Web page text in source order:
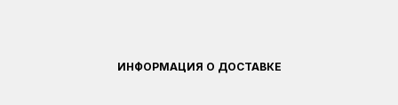
ИНФОРМАЦИЯ О ДОСТАВКЕ